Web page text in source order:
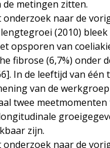
de metingen zitten.
onderzoek naar de
(2010)
opsporen van
fibrose (6,7%) onder
. In de leeftijd van één
van de
twee meetmomenten
zijn.
onderzoek naar de